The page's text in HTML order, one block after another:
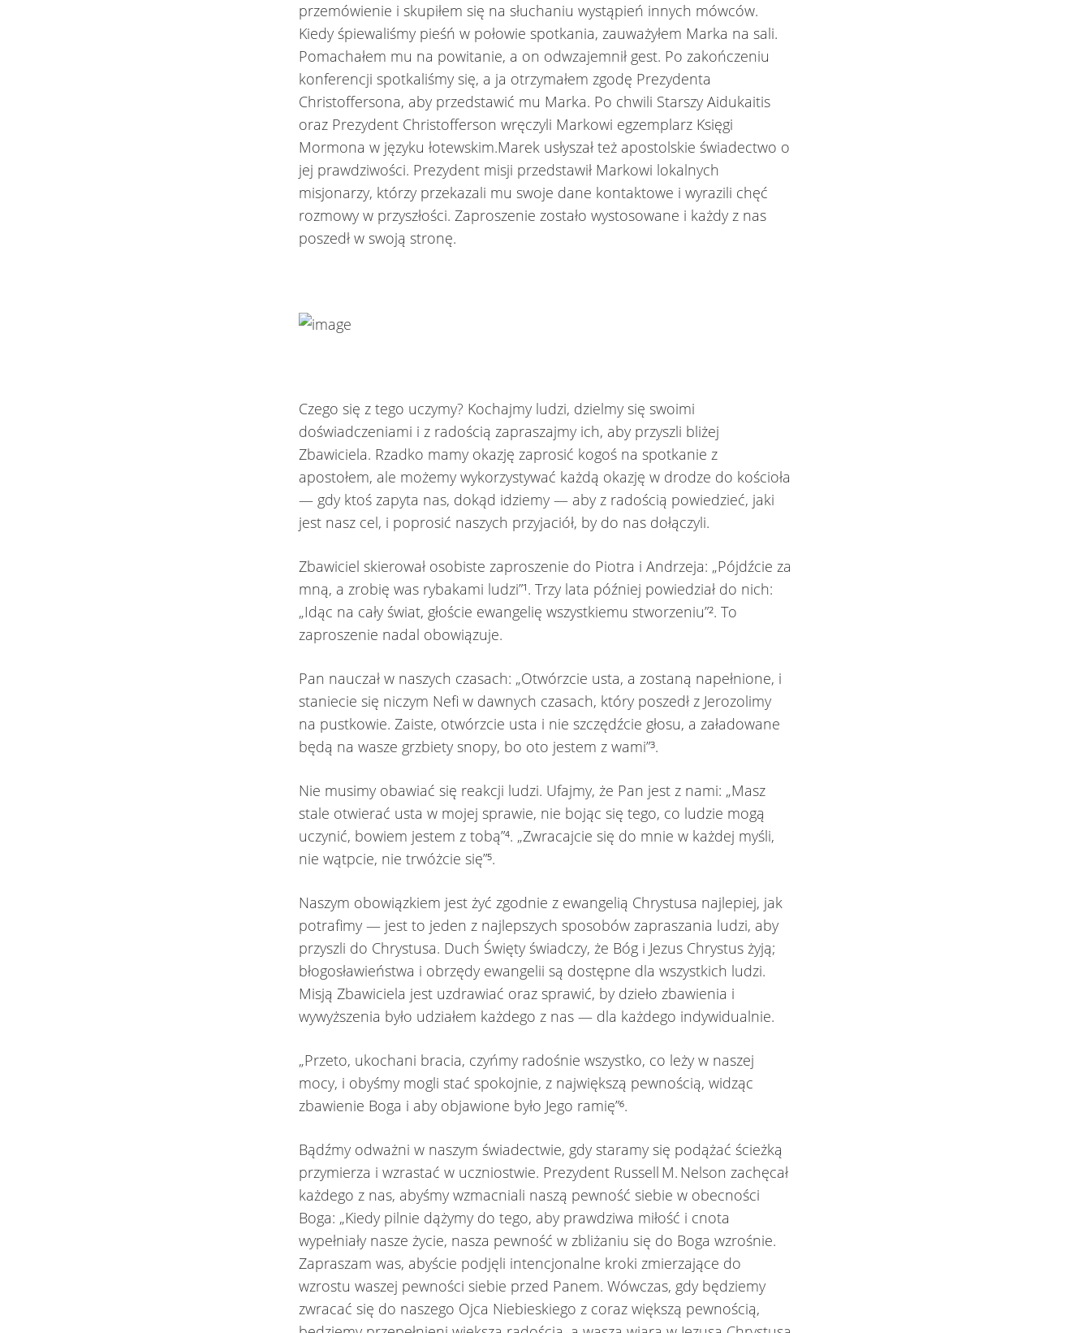
przemówienie i skupiłem się na słuchaniu wystąpień innych mówców.
Kiedy śpiewaliśmy pieśń w połowie spotkania, zauważyłem Marka na sali.
Pomachałem mu na powitanie, a on odwzajemnił gest. Po zakończeniu
konferencji spotkaliśmy się, a ja otrzymałem zgodę Prezydenta
Christoffersona, aby przedstawić mu Marka. Po chwili Starszy Aidukaitis
oraz Prezydent Christofferson wręczyli Markowi egzemplarz Księgi
Mormona w języku łotewskim.Marek usłyszał też apostolskie świadectwo o
jej prawdziwości. Prezydent misji przedstawił Markowi lokalnych
misjonarzy, którzy przekazali mu swoje dane kontaktowe i wyrazili chęć
rozmowy w przyszłości. Zaproszenie zostało wystosowane i każdy z nas
poszedł w swoją stronę.
Czego się z tego uczymy? Kochajmy ludzi, dzielmy się swoimi
doświadczeniami i z radością zapraszajmy ich, aby przyszli bliżej
Zbawiciela. Rzadko mamy okazję zaprosić kogoś na spotkanie z
apostołem, ale możemy wykorzystywać każdą okazję w drodze do kościoła
— gdy ktoś zapyta nas, dokąd idziemy — aby z radością powiedzieć, jaki
jest nasz cel, i poprosić naszych przyjaciół, by do nas dołączyli.
Zbawiciel skierował osobiste zaproszenie do Piotra i Andrzeja: „Pójdźcie za
mną, a zrobię was rybakami ludzi”¹. Trzy lata później powiedział do nich:
„Idąc na cały świat, głoście ewangelię wszystkiemu stworzeniu”². To
zaproszenie nadal obowiązuje.
Pan nauczał w naszych czasach: „Otwórzcie usta, a zostaną napełnione, i
staniecie się niczym Nefi w dawnych czasach, który poszedł z Jerozolimy
na pustkowie. Zaiste, otwórzcie usta i nie szczędźcie głosu, a załadowane
będą na wasze grzbiety snopy, bo oto jestem z wami”³.
Nie musimy obawiać się reakcji ludzi. Ufajmy, że Pan jest z nami: „Masz
stale otwierać usta w mojej sprawie, nie bojąc się tego, co ludzie mogą
uczynić, bowiem jestem z tobą”⁴. „Zwracajcie się do mnie w każdej myśli,
nie wątpcie, nie trwóżcie się”⁵.
Naszym obowiązkiem jest żyć zgodnie z ewangelią Chrystusa najlepiej, jak
potrafimy — jest to jeden z najlepszych sposobów zapraszania ludzi, aby
przyszli do Chrystusa. Duch Święty świadczy, że Bóg i Jezus Chrystus żyją;
błogosławieństwa i obrzędy ewangelii są dostępne dla wszystkich ludzi.
Misją Zbawiciela jest uzdrawiać oraz sprawić, by dzieło zbawienia i
wywyższenia było udziałem każdego z nas — dla każdego indywidualnie.
„Przeto, ukochani bracia, czyńmy radośnie wszystko, co leży w naszej
mocy, i obyśmy mogli stać spokojnie, z największą pewnością, widząc
zbawienie Boga i aby objawione było Jego ramię”⁶.
Bądźmy odważni w naszym świadectwie, gdy staramy się podążać ścieżką
przymierza i wzrastać w uczniostwie. Prezydent Russell M. Nelson zachęcał
każdego z nas, abyśmy wzmacniali naszą pewność siebie w obecności
Boga: „Kiedy pilnie dążymy do tego, aby prawdziwa miłość i cnota
wypełniały nasze życie, nasza pewność w zbliżaniu się do Boga wzrośnie.
Zapraszam was, abyście podjęli intencjonalne kroki zmierzające do
wzrostu waszej pewności siebie przed Panem. Wówczas, gdy będziemy
zwracać się do naszego Ojca Niebieskiego z coraz większą pewnością,